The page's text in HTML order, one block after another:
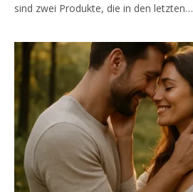
sind zwei Produkte, die in den letzten…